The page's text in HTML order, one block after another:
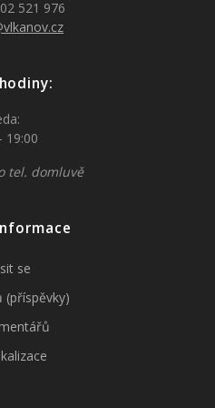
521 976
19:00
tel. domluvě
se
(příspěvky)